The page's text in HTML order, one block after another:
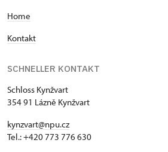
Home
Kontakt
SCHNELLER KONTAKT
Schloss Kynžvart
354 91 Lázně Kynžvart
kynzvart@npu.cz
Tel.: +420 773 776 630